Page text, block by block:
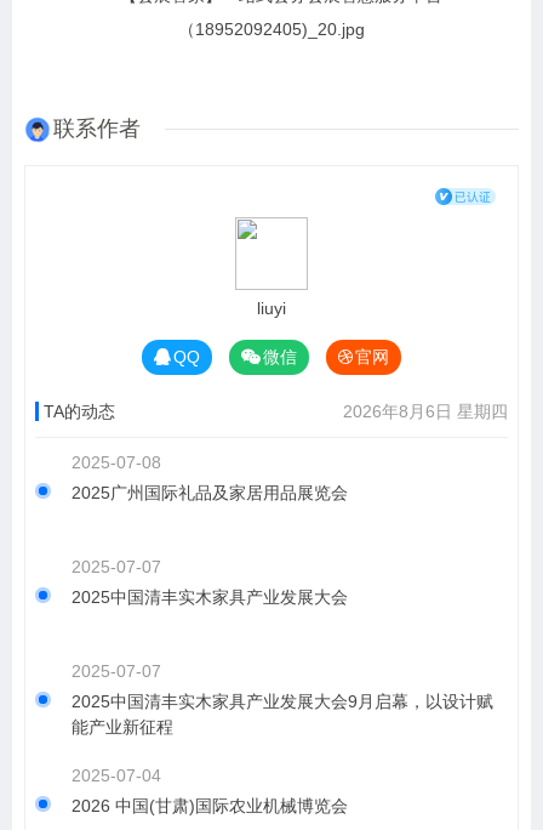
联系作者
liuyi
QQ 微信 官网
TA的动态 2026年8月6日 星期四
2025-07-08
2025广州国际礼品及家居用品展览会
2025-07-07
2025中国清丰实木家具产业发展大会
2025-07-07
2025中国清丰实木家具产业发展大会9月启幕，以设计赋
能产业新征程
2025-07-04
2026 中国(甘肃)国际农业机械博览会